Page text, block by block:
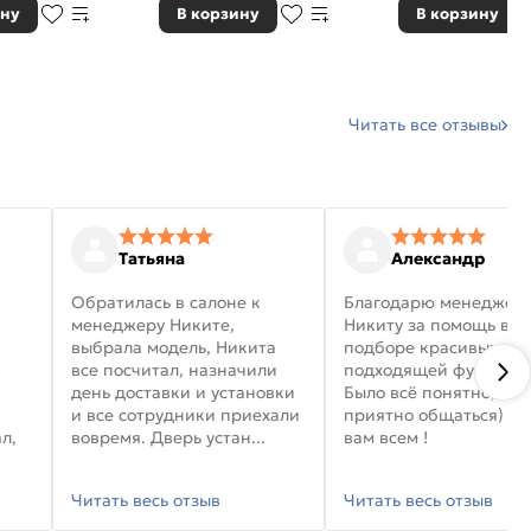
В корзину В корзину
Читать все отзывы
Татьяна
Обратилась в салоне к
менеджеру Никите,
выбрала модель, Никита
все посчитал, назначили
день доставки и установки
и все сотрудники приехали
вовремя. Дверь устан...
Читать весь отзыв
Александр
Благодарю
Никиту за помощь в
подборе красивых
подходящей
Было всё понятно, и
приятно общаться)
вам всем !
Читать весь отзыв